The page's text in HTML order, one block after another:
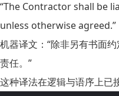
“The Contractor shall be
unless otherwise agreed.”
机器译文：“除非另有书面
责任。”
这种译法在逻辑与语序上已